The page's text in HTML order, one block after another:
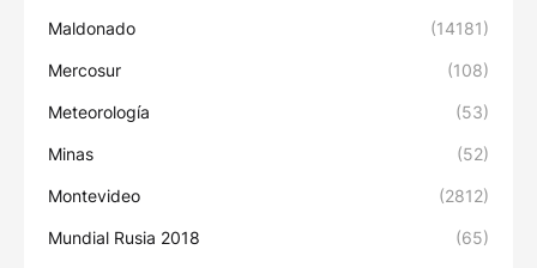
Maldonado (14181)
Mercosur (108)
Meteorología (53)
Minas (52)
Montevideo (2812)
Mundial Rusia 2018 (65)